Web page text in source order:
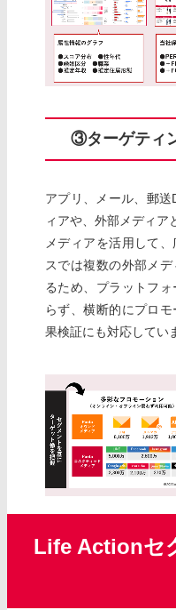
③ターゲティ
アプリ、メール、郵
ィアや、外部メディア
メディアを活用して
スでは複数の外部メ
るため、プラットフ
らず、横断的にプロ
果検証にも対応してい
Life Actionセ